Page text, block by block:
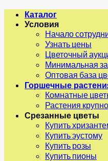
Каталог
Условия
Начало
Узнать цены
Цветочный
Минимальная
Оптовая база
Горшечные
Комнатные
Растения
Срезанные цветы
Купить
Купить эустому
Купить розы
Купить пионы